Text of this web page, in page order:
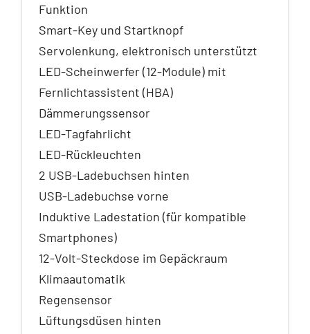
Funktion
Smart-Key und Startknopf
Servolenkung, elektronisch unterstützt
LED-Scheinwerfer (12-Module) mit
Fernlichtassistent (HBA)
Dämmerungssensor
LED-Tagfahrlicht
LED-Rückleuchten
2 USB-Ladebuchsen hinten
USB-Ladebuchse vorne
Induktive Ladestation (für kompatible
Smartphones)
12-Volt-Steckdose im Gepäckraum
Klimaautomatik
Regensensor
Lüftungsdüsen hinten